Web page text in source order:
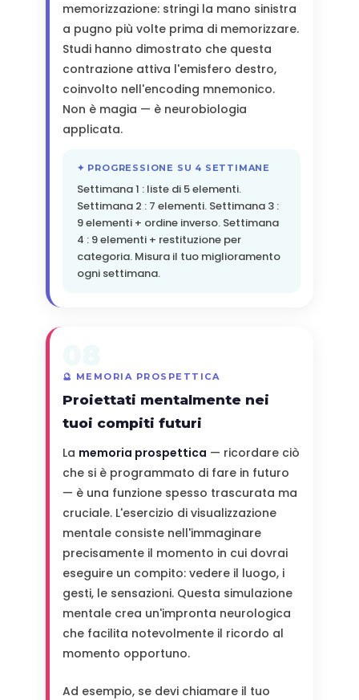
memorizzazione: stringi la mano sinistra
a pugno più volte prima di memorizzare.
Studi hanno dimostrato che questa
contrazione attiva l'emisfero destro,
coinvolto nell'encoding mnemonico.
Non è magia — è neurobiologia
applicata.
✦ PROGRESSIONE SU 4 SETTIMANE
Settimana 1 : liste di 5 elementi.
Settimana 2 : 7 elementi. Settimana 3 :
9 elementi + ordine inverso. Settimana
4 : 9 elementi + restituzione per
categoria. Misura il tuo miglioramento
ogni settimana.
🔮 MEMORIA PROSPETTICA
Proiettati mentalmente nei
tuoi compiti futuri
La memoria prospettica — ricordare ciò
che si è programmato di fare in futuro
— è una funzione spesso trascurata ma
cruciale. L'esercizio di visualizzazione
mentale consiste nell'immaginare
precisamente il momento in cui dovrai
eseguire un compito: vedere il luogo, i
gesti, le sensazioni. Questa simulazione
mentale crea un'impronta neurologica
che facilita notevolmente il ricordo al
momento opportuno.
Ad esempio, se devi chiamare il tuo